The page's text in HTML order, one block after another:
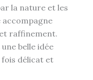
la nature et les
accompagne
raffinement.
belle idée
délicat et